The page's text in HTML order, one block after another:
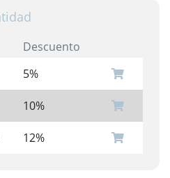
Descuento
5%
10%
12%